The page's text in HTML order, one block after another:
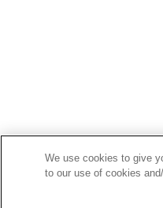
We use cookies to give
to our use of cookies